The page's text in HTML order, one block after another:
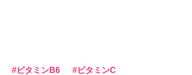
ビタミンB6
ビタミンC